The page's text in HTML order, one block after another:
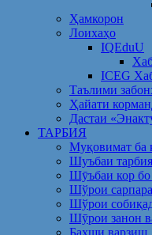
Ҳамкорон
Лоихаҳо
IQEduU
ICEG
Таълими
Ҳайати
Дастаи
ТАРБИЯ
Муқовимат ба
Шуъбаи
Шӯъбаи кор бо
Шўрои
Шўрои
Шӯрои занон
Бахши варзиш